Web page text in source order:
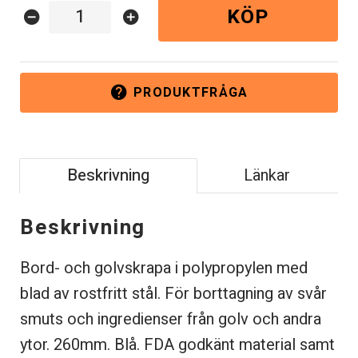
help PRODUKTFRÅGA
remove_circle add_circle KÖP
Beskrivning Länkar
Beskrivning
Bord- och golvskrapa i polypropylen med
blad av rostfritt stål. För borttagning av svår
smuts och ingredienser från golv och andra
ytor. 260mm. Blå. FDA godkänt material samt